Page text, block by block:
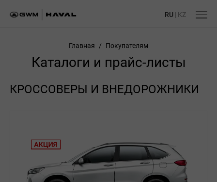
RU | KZ
Главная / Покупателям
Каталоги и прайс-листы
КРОССОВЕРЫ И ВНЕДОРОЖНИКИ